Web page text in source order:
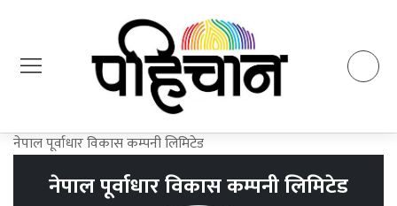
नेपाल पूर्वाधार विकास कम्पनी लिमिटेड
नेपाल पूर्वाधार विकास कम्पनी लिमिटेड